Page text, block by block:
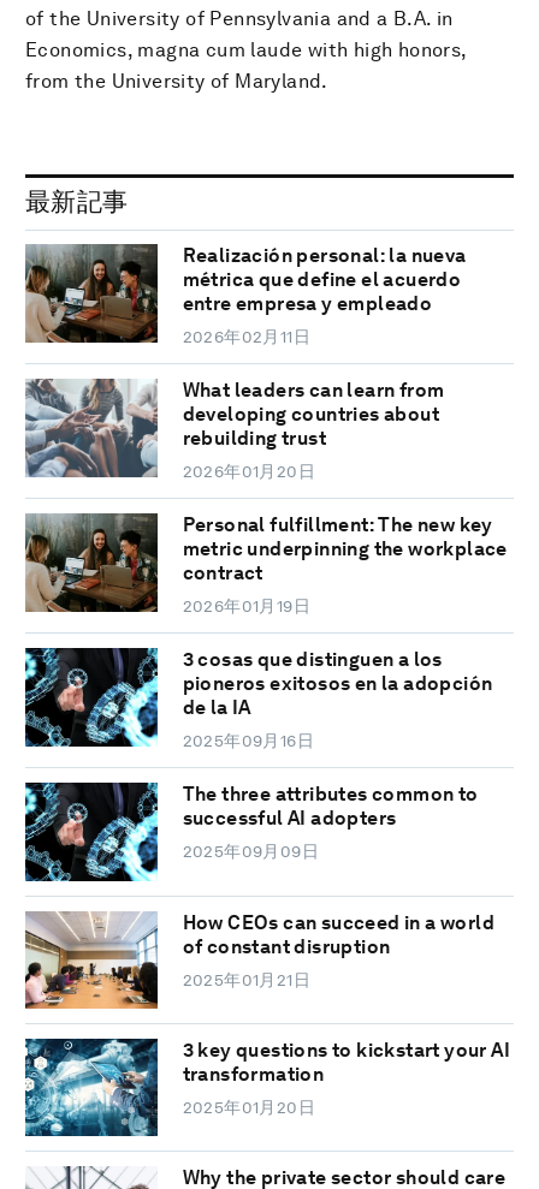
of the University of Pennsylvania and a B.A. in
Economics, magna cum laude with high honors,
from the University of Maryland.
最新記事
Realización personal: la nueva
métrica que define el acuerdo
entre empresa y empleado
2026年02月11日
What leaders can learn from
developing countries about
rebuilding trust
2026年01月20日
Personal fulfillment: The new key
metric underpinning the workplace
contract
2026年01月19日
3 cosas que distinguen a los
pioneros exitosos en la adopción
de la IA
2025年09月16日
The three attributes common to
successful AI adopters
2025年09月09日
How CEOs can succeed in a world
of constant disruption
2025年01月21日
3 key questions to kickstart your AI
transformation
2025年01月20日
Why the private sector should care